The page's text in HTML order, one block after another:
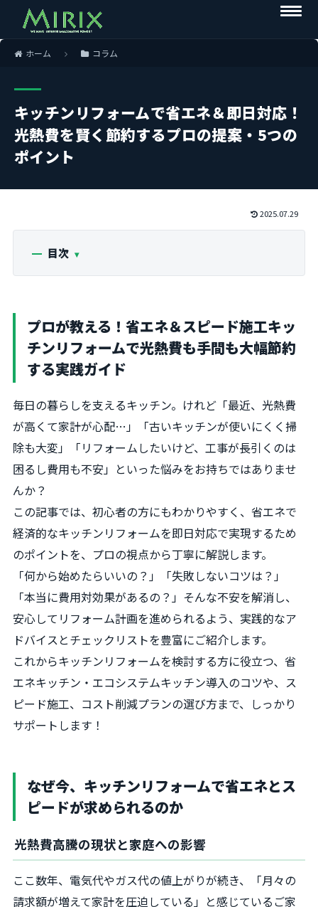
ホーム コラム
キッチンリフォームで省エネ＆即日対応！
光熱費を賢く節約するプロの提案・5つの
ポイント
2025.07.29
目次
プロが教える！省エネ＆スピード施工キッ
チンリフォームで光熱費も手間も大幅節約
する実践ガイド
毎日の暮らしを支えるキッチン。けれど「最近、光熱費
が高くて家計が心配…」「古いキッチンが使いにくく掃
除も大変」「リフォームしたいけど、工事が長引くのは
困るし費用も不安」といった悩みをお持ちではありませ
んか？
この記事では、初心者の方にもわかりやすく、省エネで
経済的なキッチンリフォームを即日対応で実現するため
のポイントを、プロの視点から丁寧に解説します。
「何から始めたらいいの？」「失敗しないコツは？」
「本当に費用対効果があるの？」そんな不安を解消し、
安心してリフォーム計画を進められるよう、実践的なア
ドバイスとチェックリストを豊富にご紹介します。
これからキッチンリフォームを検討する方に役立つ、省
エネキッチン・エコシステムキッチン導入のコツや、ス
ピード施工、コスト削減プランの選び方まで、しっかり
サポートします！
なぜ今、キッチンリフォームで省エネとス
ピードが求められるのか
光熱費高騰の現状と家庭への影響
ここ数年、電気代やガス代の値上がりが続き、「月々の
請求額が増えて家計を圧迫している」と感じているご家